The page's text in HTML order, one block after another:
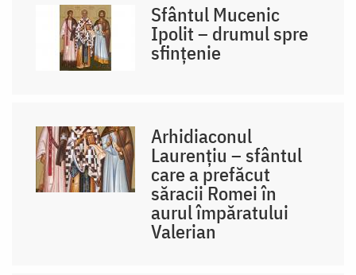
Sfântul Mucenic
Ipolit – drumul spre
sfințenie
Arhidiaconul
Laurențiu – sfântul
care a prefăcut
săracii Romei în
aurul împăratului
Valerian